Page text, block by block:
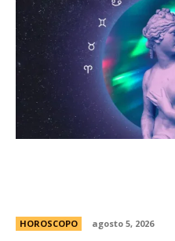
HOROSCOPO agosto 5, 2026